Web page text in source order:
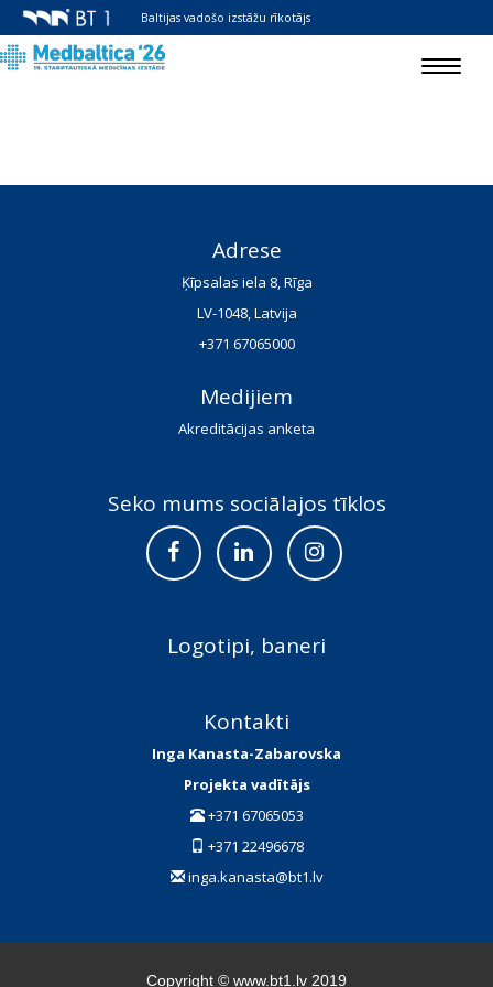
Baltijas vadošo izstāžu rīkotājs
Toggle
Adrese
Ķīpsalas iela 8, Rīga
LV-1048, Latvija
+371 67065000
Medijiem
Akreditācijas anketa
Seko mums sociālajos tīklos
Logotipi, baneri
Kontakti
Inga Kanasta-Zabarovska
Projekta vadītājs
+371 67065053
+371 22496678
inga.kanasta@bt1.lv
Copyright © www.bt1.lv 2019